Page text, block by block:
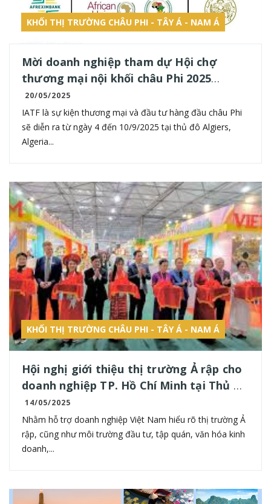
KHỐI THỊ TRƯỜNG CHÂU PHI - TÂY Á - NAM Á
Mời doanh nghiệp tham dự Hội chợ
thương mại nội khối châu Phi 2025
(IATF2025)
20/05/2025
IATF là sự kiện thương mại và đầu tư hàng đầu châu Phi
sẽ diễn ra từ ngày 4 đến 10/9/2025 tại thủ đô Algiers,
Algeria...
KHỐI THỊ TRƯỜNG CHÂU PHI - TÂY Á - NAM Á
Hội nghị giới thiệu thị trường Ả rập cho
doanh nghiệp TP. Hồ Chí Minh tại Thủ đô
Riyadh
14/05/2025
Nhằm hỗ trợ doanh nghiệp Việt Nam hiểu rõ thị trường Ả
rập, cũng như môi trường đầu tư, tập quán, văn hóa kinh
doanh,...